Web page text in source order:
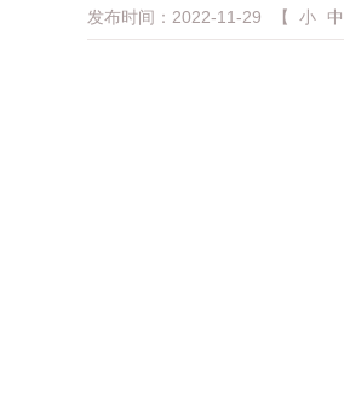
发布时间：2022-11-29 【 小 中